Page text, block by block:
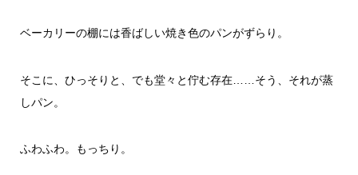
ベーカリーの棚には香ばしい焼き色のパンがずらり。
そこに、ひっそりと、でも堂々と佇む存在……そう、それが蒸
しパン。
ふわふわ。もっちり。